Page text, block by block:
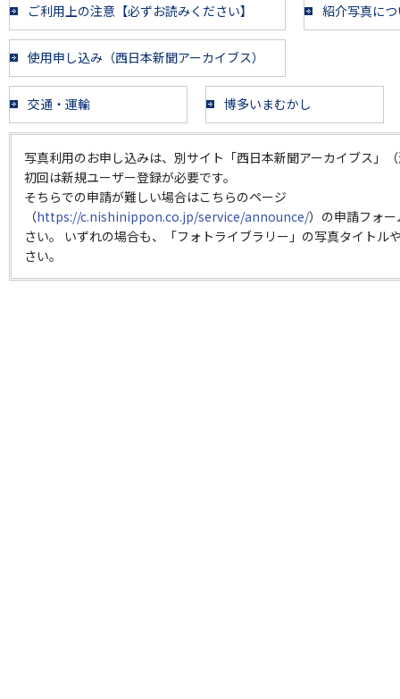
ご利用上の注意【必ずお読みください】 紹介写真に
使用申し込み（西日本新聞アーカイブス）
交通・運輸 博多いまむかし
写真利用のお申し込みは、別サイト「西日本新聞アーカイブス」
初回は新規ユーザー登録が必要です。
そちらでの申請が難しい場合はこちらのページ
（https://c.nishinippon.co.jp/service/announce/）の申請フォ
さい。 いずれの場合も、「フォトライブラリー」の写真タイトル
さい。